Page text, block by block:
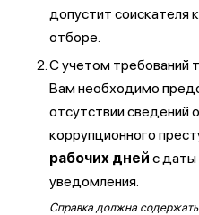
допустит соискателя
отборе.
С учетом требований
Вам необходимо
отсутствии сведений
коррупционного
рабочих дней с
уведомления.
Справка должна